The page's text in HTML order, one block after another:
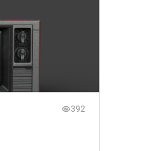
392